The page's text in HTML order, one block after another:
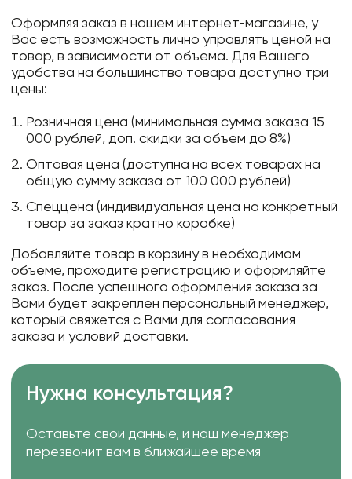
Оформляя заказ в нашем интернет-магазине, у
Вас есть возможность лично управлять ценой на
товар, в зависимости от объема. Для Вашего
удобства на большинство товара доступно три
цены:
Розничная цена (минимальная сумма заказа 15
000 рублей, доп. скидки за объем до 8%)
Оптовая цена (доступна на всех товарах на
общую сумму заказа от 100 000 рублей)
Спеццена (индивидуальная цена на конкретный
товар за заказ кратно коробке)
Добавляйте товар в корзину в необходимом
объеме, проходите регистрацию и оформляйте
заказ. После успешного оформления заказа за
Вами будет закреплен персональный менеджер,
который свяжется с Вами для согласования
заказа и условий доставки.
Нужна консультация?
Оставьте свои данные, и наш менеджер
перезвонит вам в ближайшее время